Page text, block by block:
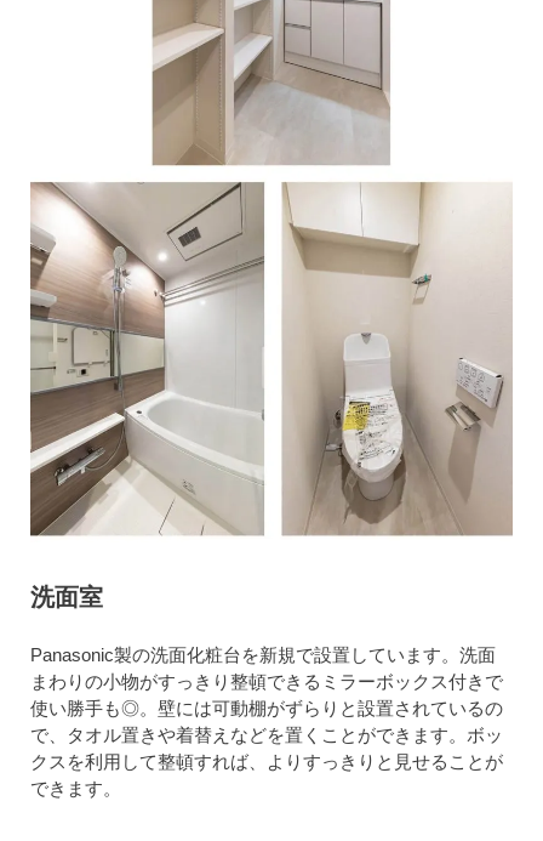
洗面室
Panasonic製の洗面化粧台を新規で設置しています。洗面
まわりの小物がすっきり整頓できるミラーボックス付きで
使い勝手も◎。壁には可動棚がずらりと設置されているの
で、タオル置きや着替えなどを置くことができます。ボッ
クスを利用して整頓すれば、よりすっきりと見せることが
できます。